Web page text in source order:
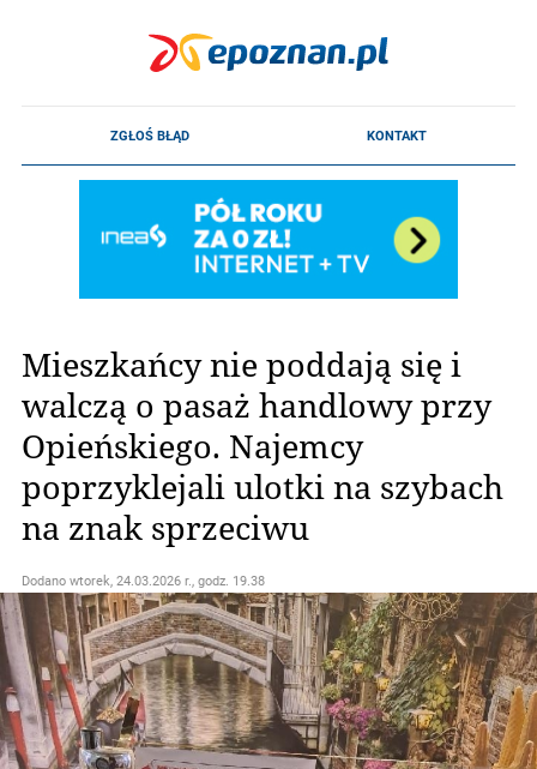
Mieszkańcy nie poddają się i
walczą o pasaż handlowy przy
Opieńskiego. Najemcy
poprzyklejali ulotki na szybach
na znak sprzeciwu
Dodano wtorek, 24.03.2026 r., godz. 19.38